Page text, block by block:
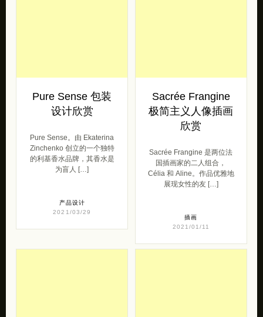
Pure Sense 包装
设计欣赏
Pure Sense。由 Ekaterina
Zinchenko 创立的一个独特
的利基香水品牌，其香水是
为盲人 […]
产品设计
2021/03/29
Sacrée Frangine
极简主义人像插画
欣赏
Sacrée Frangine 是两位法
国插画家的二人组合，
Célia 和 Aline。作品优雅地
展现女性的友 […]
插画
2021/01/11